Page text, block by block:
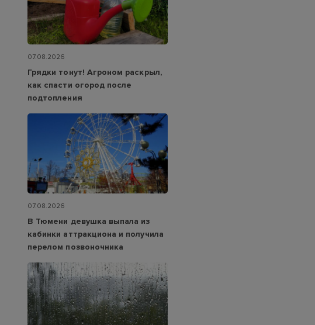
07.08.2026
Грядки тонут! Агроном раскрыл,
как спасти огород после
подтопления
07.08.2026
В Тюмени девушка выпала из
кабинки аттракциона и получила
перелом позвоночника